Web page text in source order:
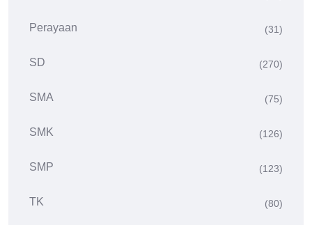
Perayaan (31)
SD (270)
SMA (75)
SMK (126)
SMP (123)
TK (80)